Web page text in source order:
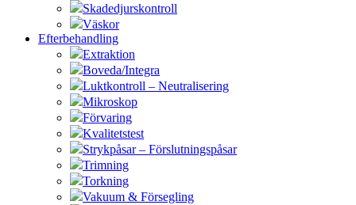
Skadedjurskontroll
Väskor
Efterbehandling
Extraktion
Boveda/Integra
Luktkontroll – Neutralisering
Mikroskop
Förvaring
Kvalitetstest
Strykpåsar – Förslutningspåsar
Trimning
Torkning
Vakuum & Försegling